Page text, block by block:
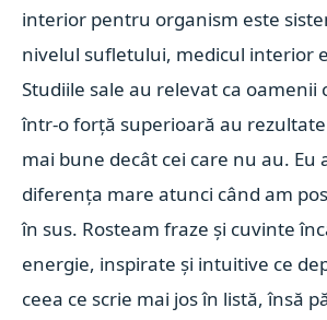
interior pentru organism este
nivelul sufletului, medicul interior
Studiile sale au relevat ca oamenii
într-o forță superioară au
mai bune decât cei care nu au. Eu
diferența mare atunci când am
în sus. Rosteam fraze și cuvinte
energie, inspirate și intuitive ce
ceea ce scrie mai jos în listă, însă